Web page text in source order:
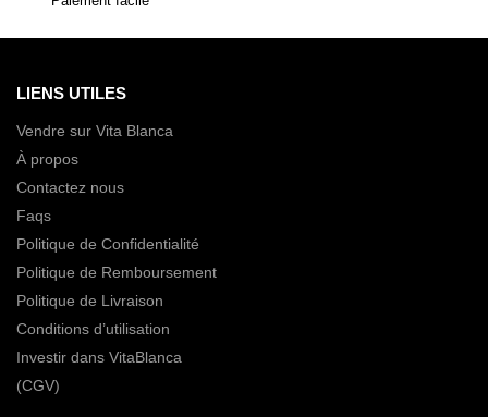
LIENS UTILES
Vendre sur Vita Blanca
À propos
Contactez nous
Faqs
Politique de Confidentialité
Politique de Remboursement
Politique de Livraison
Conditions d’utilisation
Investir dans VitaBlanca
(CGV)